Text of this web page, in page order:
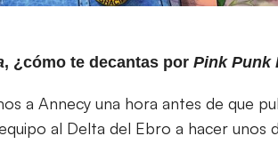
, ¿cómo te decantas por Pink Punk
a Annecy una hora antes de que
al Delta del Ebro a hacer unos